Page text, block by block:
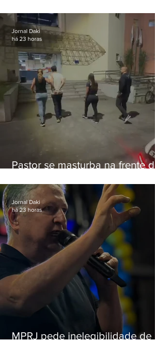
Botafogo
Pastor se masturba na frente de
Jornal Daki
há 23 horas
MPRJ pede inelegibilidade de
Jornal Daki
há 23 horas